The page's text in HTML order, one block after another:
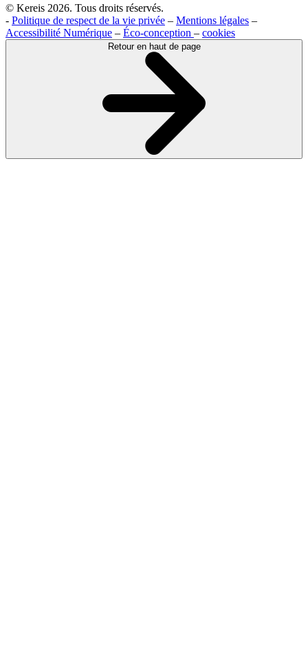
© Kereis 2026. Tous droits réservés.
- Politique de respect de la vie privée – Mentions légales –
Accessibilité Numérique – Éco-conception – cookies
Retour en haut de page